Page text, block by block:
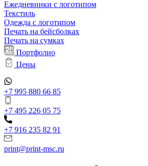
Ежедневники с логотипом
Текстиль
Одежда с логотипом
Печать на бейсболках
Печать на сумках
Портфолио
Цены
+7 995 880 66 85
+7 495 226 05 75
+7 916 235 82 91
print@print-msc.ru